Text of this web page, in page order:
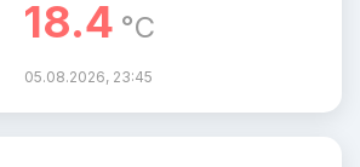
18.4 °C
05.08.2026, 23:45